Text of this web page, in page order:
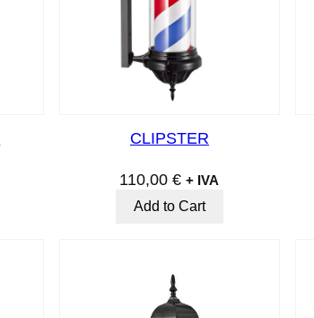
CLIPSTER
110,00€ + IVA
Add to Cart